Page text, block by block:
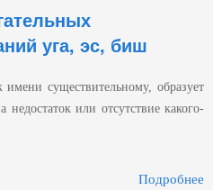
уга, эс, биш
существительному, образует
или отсутствие какого-
Подробнее